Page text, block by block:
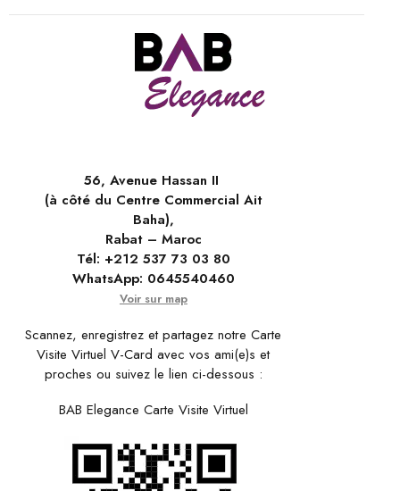
56, Avenue Hassan II
(à côté du Centre Commercial Ait
Baha),
Rabat – Maroc
Tél: +212 537 73 03 80
WhatsApp: 0645540460
Voir sur map
Scannez, enregistrez et partagez notre Carte
Visite Virtuel V-Card avec vos ami(e)s et
proches ou suivez le lien ci-dessous :
BAB Elegance Carte Visite Virtuel